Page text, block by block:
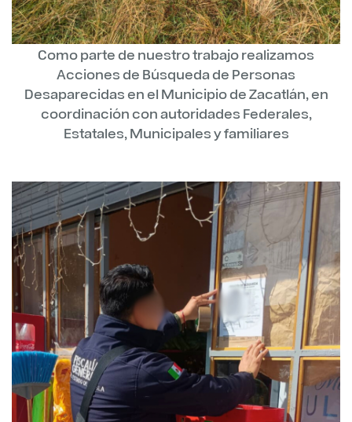
Como parte de nuestro trabajo realizamos
Acciones de Búsqueda de Personas
Desaparecidas en el Municipio de Zacatlán, en
coordinación con autoridades Federales,
Estatales, Municipales y familiares